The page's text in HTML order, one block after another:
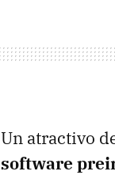
Un atractivo
software